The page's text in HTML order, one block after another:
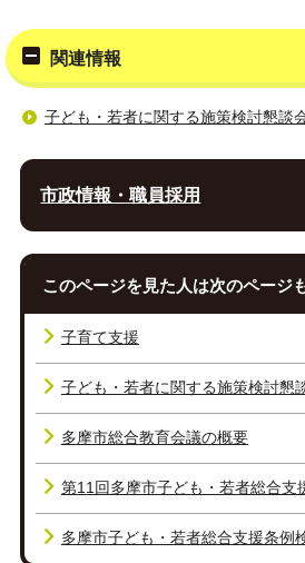
関連情報
子ども・若者に関する施策検討懇談
市政情報・職員採用
このページを見た人は次のページ
子育て支援
子ども・若者に関する施策検討懇
多摩市総合教育会議の概要
第11回多摩市子ども・若者総合支
多摩市子ども・若者総合支援条例